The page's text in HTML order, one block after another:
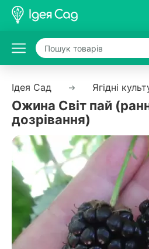
Ідея Сад Ягідні
Ожина Світ пай
дозрівання)